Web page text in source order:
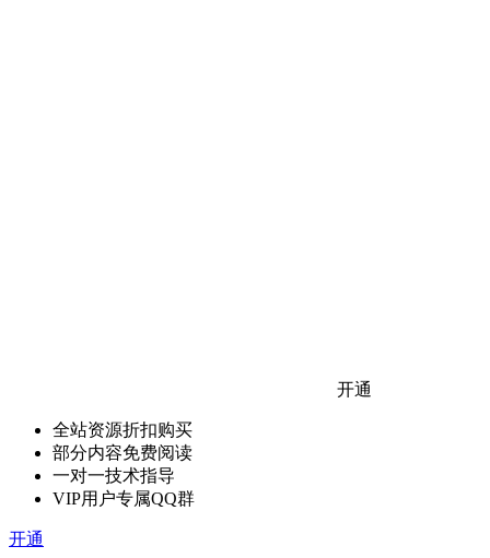
开通
全站资源折扣购买
部分内容免费阅读
一对一技术指导
VIP用户专属QQ群
开通